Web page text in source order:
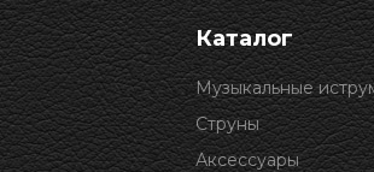
Каталог
Музыкальные
Струны
Аксессуары